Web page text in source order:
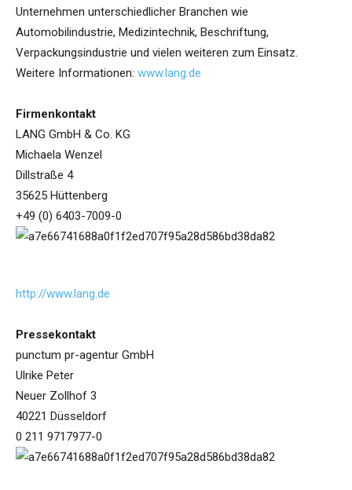
Unternehmen unterschiedlicher Branchen wie
Automobilindustrie, Medizintechnik, Beschriftung,
Verpackungsindustrie und vielen weiteren zum Einsatz.
Weitere Informationen: www.lang.de
Firmenkontakt
LANG GmbH & Co. KG
Michaela Wenzel
Dillstraße 4
35625 Hüttenberg
+49 (0) 6403-7009-0
http://www.lang.de
Pressekontakt
punctum pr-agentur GmbH
Ulrike Peter
Neuer Zollhof 3
40221 Düsseldorf
0 211 9717977-0